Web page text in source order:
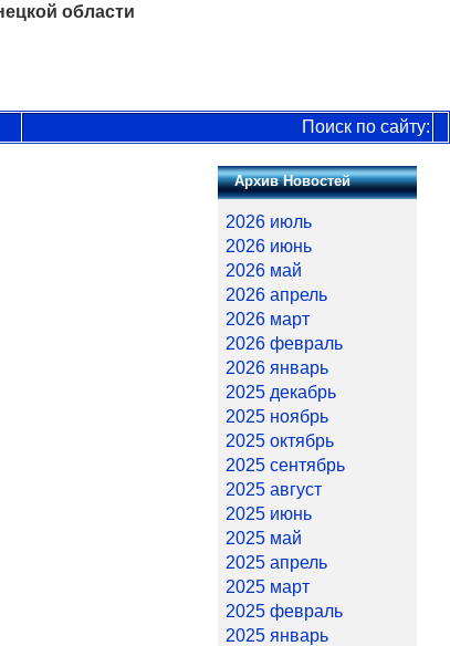
области
Поиск по сайту:
Архив Новостей
2026 июль
2026 июнь
2026 май
2026 апрель
2026 март
2026 февраль
2026 январь
2025 декабрь
2025 ноябрь
2025 октябрь
2025 сентябрь
2025 август
2025 июнь
2025 май
2025 апрель
2025 март
2025 февраль
2025 январь